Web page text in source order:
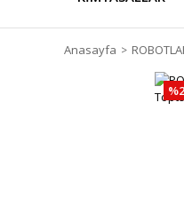
Anasayfa
%2